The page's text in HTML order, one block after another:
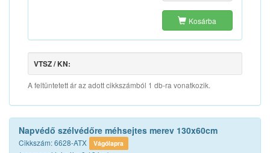
Kosárba
VTSZ / KN:
A feltüntetett ár az adott cikkszámból 1 db-ra vonatkozik.
Napvédő szélvédőre méhsejtes merev 130x60cm
Cikkszám: 6628-ATX Vágólapra